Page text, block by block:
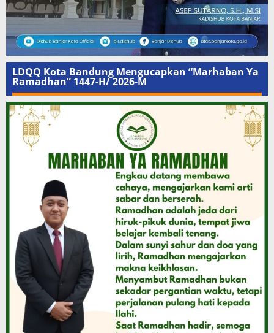
LDQQ Kota Bandung Mengucapkan “Marhaban Ya
Ramadhan” 1447-H/ 2026-M